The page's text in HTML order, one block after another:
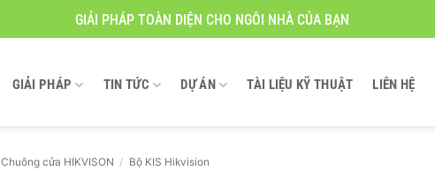
GIẢI PHÁP TOÀN DIỆN CHO NGÔI NHÀ CỦA BẠN
GIẢI PHÁP TIN TỨC DỰ ÁN TÀI LIỆU KỸ THUẬT LIÊN HỆ
Chuông cửa HIKVISON / Bộ KIS Hikvision